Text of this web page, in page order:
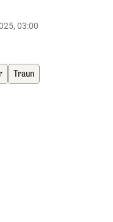
03:00
Traun